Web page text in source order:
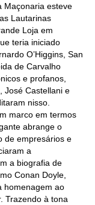
Maçonaria esteve
Lautarinas
Loja em
teria iniciado
O’Higgins, San
de Carvalho
e profanos,
José Castellani e
nisso.
marco em termos
abrange o
de empresários e
a
a biografia de
Conan Doyle,
homenagem ao
Trazendo à tona